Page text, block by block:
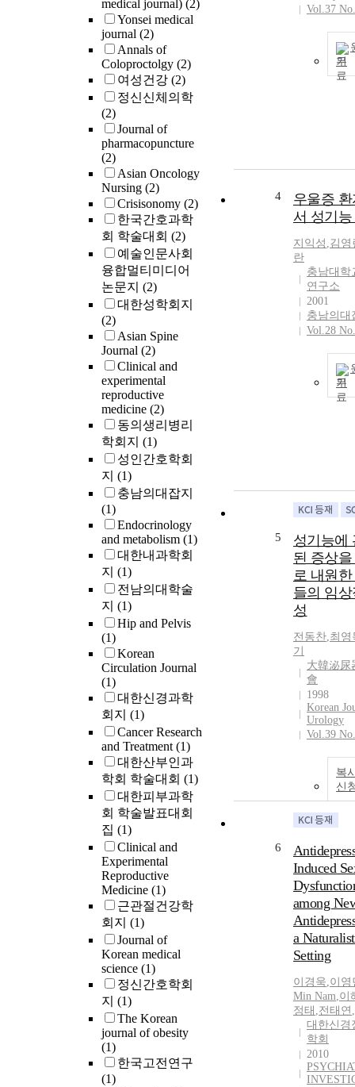
medical journal) (2)
Yonsei medical
journal (2)
Annals of
Coloproctolgy (2)
여성건강 (2)
정신신체의학
(2)
Journal of
pharmacopuncture
(2)
Asian Oncology
Nursing (2)
Crisisonomy (2)
한국간호과학
회 학술대회 (2)
예술인문사회
융합멀티미디어
논문지 (2)
대한성학회지
(2)
Asian Spine
Journal (2)
Clinical and
experimental
reproductive
medicine (2)
동의생리병리
학회지 (1)
성인간호학회
지 (1)
충남의대잡지
(1)
Endocrinology
and metabolism (1)
대한내과학회
지 (1)
전남의대학술
지 (1)
Hip and Pelvis
(1)
Korean
Circulation Journal
(1)
대한신경과학
회지 (1)
Cancer Research
and Treatment(1)
대한산부인과
학회 학술대회 (1)
대한피부과학
회 학술발표대회
집 (1)
Clinical and
Experimental
Reproductive
Medicine (1)
근관절건강학
회지 (1)
Journal of
Korean medical
science (1)
정신간호학회
지 (1)
The Korean
journal of obesity
(1)
한국고전연구
(1)
Vol.37
기
4
우울증
서 성기
지익성 ,김영
란
충남대학
연구소
2001
충남의대
Vol.28
기
5
성기능에
된 증상
로 내원
들의 임
성
전동찬,최영
기
大韓泌尿
會
1998
Korean
Urology
Vol.39
복
신
6
Induced
among
a
Setting
이경욱,이영
Min Nam,이
정태 ,전태연 ,
대한신경
학회
2010